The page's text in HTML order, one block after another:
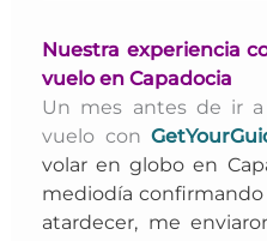
Nuestra experiencia
vuelo en Capadocia
Un mes antes de ir a
vuelo con
volar en globo en
mediodía confirmando
atardecer, me